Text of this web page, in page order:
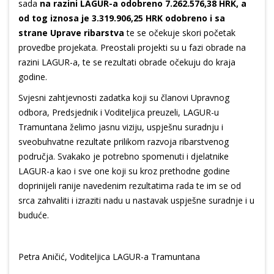
sada na razini LAGUR-a odobreno 7.262.576,38 HRK, a
od tog iznosa je 3.319.906,25 HRK odobreno i sa
strane Uprave ribarstva te se očekuje skori početak
provedbe projekata. Preostali projekti su u fazi obrade na
razini LAGUR-a, te se rezultati obrade očekuju do kraja
godine.
Svjesni zahtjevnosti zadatka koji su članovi Upravnog
odbora, Predsjednik i Voditeljica preuzeli, LAGUR-u
Tramuntana želimo jasnu viziju, uspješnu suradnju i
sveobuhvatne rezultate prilikom razvoja ribarstvenog
područja. Svakako je potrebno spomenuti i djelatnike
LAGUR-a kao i sve one koji su kroz prethodne godine
doprinijeli ranije navedenim rezultatima rada te im se od
srca zahvaliti i izraziti nadu u nastavak uspješne suradnje i u
buduće.
Petra Aničić, Voditeljica LAGUR-a Tramuntana